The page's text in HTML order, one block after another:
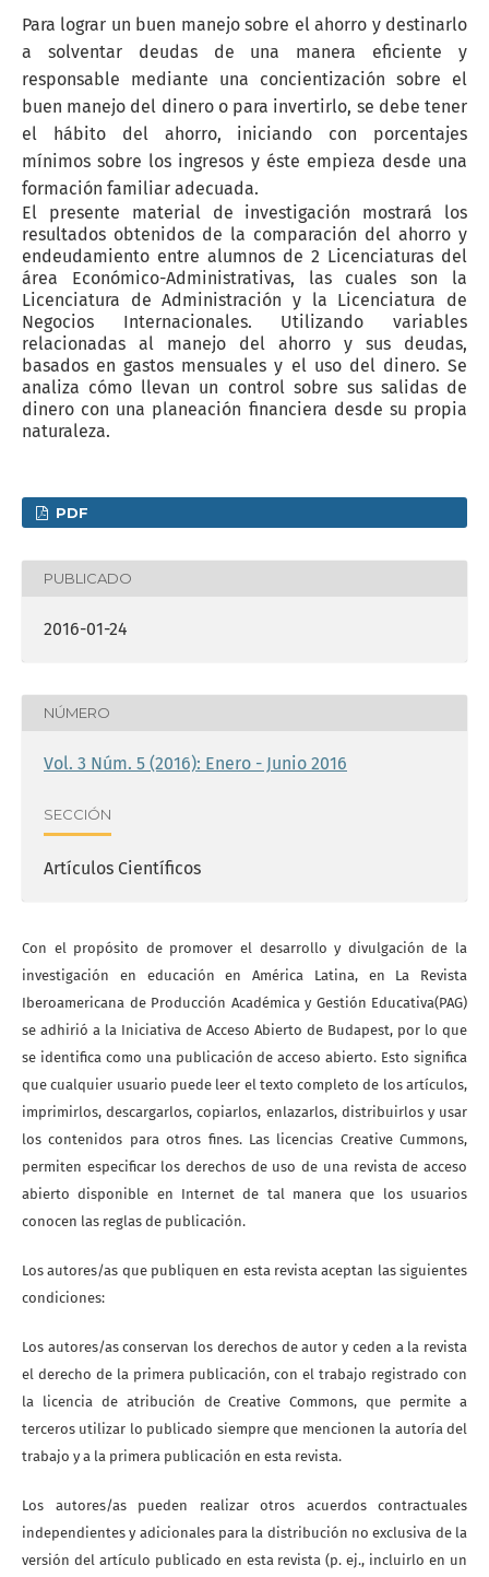
Para lograr un buen manejo sobre el ahorro y destinarlo
a solventar deudas de una manera eficiente y
responsable mediante una concientización sobre el
buen manejo del dinero o para invertirlo, se debe tener
el hábito del ahorro, iniciando con porcentajes
mínimos sobre los ingresos y éste empieza desde una
formación familiar adecuada.
El presente material de investigación mostrará los
resultados obtenidos de la comparación del ahorro y
endeudamiento entre alumnos de 2 Licenciaturas del
área Económico-Administrativas, las cuales son la
Licenciatura de Administración y la Licenciatura de
Negocios Internacionales. Utilizando variables
relacionadas al manejo del ahorro y sus deudas,
basados en gastos mensuales y el uso del dinero. Se
analiza cómo llevan un control sobre sus salidas de
dinero con una planeación financiera desde su propia
naturaleza.
PDF
PUBLICADO
2016-01-24
NÚMERO
Vol. 3 Núm. 5 (2016): Enero - Junio 2016
SECCIÓN
Artículos Científicos
Con el propósito de promover el desarrollo y divulgación de la
investigación en educación en América Latina, en La Revista
Iberoamericana de Producción Académica y Gestión Educativa(PAG)
se adhirió a la Iniciativa de Acceso Abierto de Budapest, por lo que
se identifica como una publicación de acceso abierto. Esto significa
que cualquier usuario puede leer el texto completo de los artículos,
imprimirlos, descargarlos, copiarlos, enlazarlos, distribuirlos y usar
los contenidos para otros fines. Las licencias Creative Cummons,
permiten especificar los derechos de uso de una revista de acceso
abierto disponible en Internet de tal manera que los usuarios
conocen las reglas de publicación.
Los autores/as que publiquen en esta revista aceptan las siguientes
condiciones:
Los autores/as conservan los derechos de autor y ceden a la revista
el derecho de la primera publicación, con el trabajo registrado con
la licencia de atribución de Creative Commons, que permite a
terceros utilizar lo publicado siempre que mencionen la autoría del
trabajo y a la primera publicación en esta revista.
Los autores/as pueden realizar otros acuerdos contractuales
independientes y adicionales para la distribución no exclusiva de la
versión del artículo publicado en esta revista (p. ej., incluirlo en un